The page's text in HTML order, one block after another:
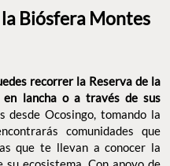
Biósfera Montes
recorrer la Reserva de la
lancha o a través de sus
desde Ocosingo, tomando la
comunidades que
que te llevan a conocer la